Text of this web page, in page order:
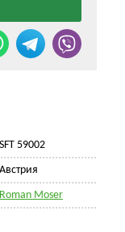
SFT 59002
Австрия
Roman Moser